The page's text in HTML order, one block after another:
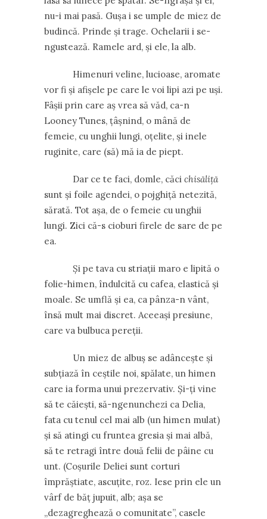
nu-i mai pasă. Gușa i se umple de miez de
budincă. Prinde și trage. Ochelarii i se-
ngustează. Ramele ard, și ele, la alb.
Himenuri veline, lucioase, aromate
vor fi și afișele pe care le voi lipi azi pe uși.
Fâșii prin care aș vrea să văd, ca-n
Looney Tunes, țâșnind, o mână de
femeie, cu unghii lungi, oțelite, și inele
ruginite, care (să) mă ia de piept.
Dar ce te faci, domle, căci chisăliță
sunt și foile agendei, o pojghiță netezită,
sărată. Tot așa, de o femeie cu unghii
lungi. Zici că-s cioburi firele de sare de pe
ea.
Și pe tava cu striații maro e lipită o
folie-himen, îndulcită cu cafea, elastică și
moale. Se umflă și ea, ca pânza-n vânt,
însă mult mai discret. Aceeași presiune,
care va bulbuca pereții.
Un miez de albuș se adâncește și
subțiază în ceștile noi, spălate, un himen
care ia forma unui prezervativ. Și-ți vine
să te căiești, să-ngenunchezi ca Delia,
fata cu tenul cel mai alb (un himen mulat)
și să atingi cu fruntea gresia și mai albă,
să te retragi între două felii de pâine cu
unt. (Coșurile Deliei sunt corturi
împrăștiate, ascuțite, roz. Iese prin ele un
vârf de băț jupuit, alb; așa se
„dezagreghează o comunitate”, casele